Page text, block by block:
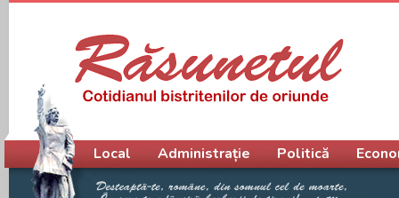
Meniu principal
Local Administrație Politică